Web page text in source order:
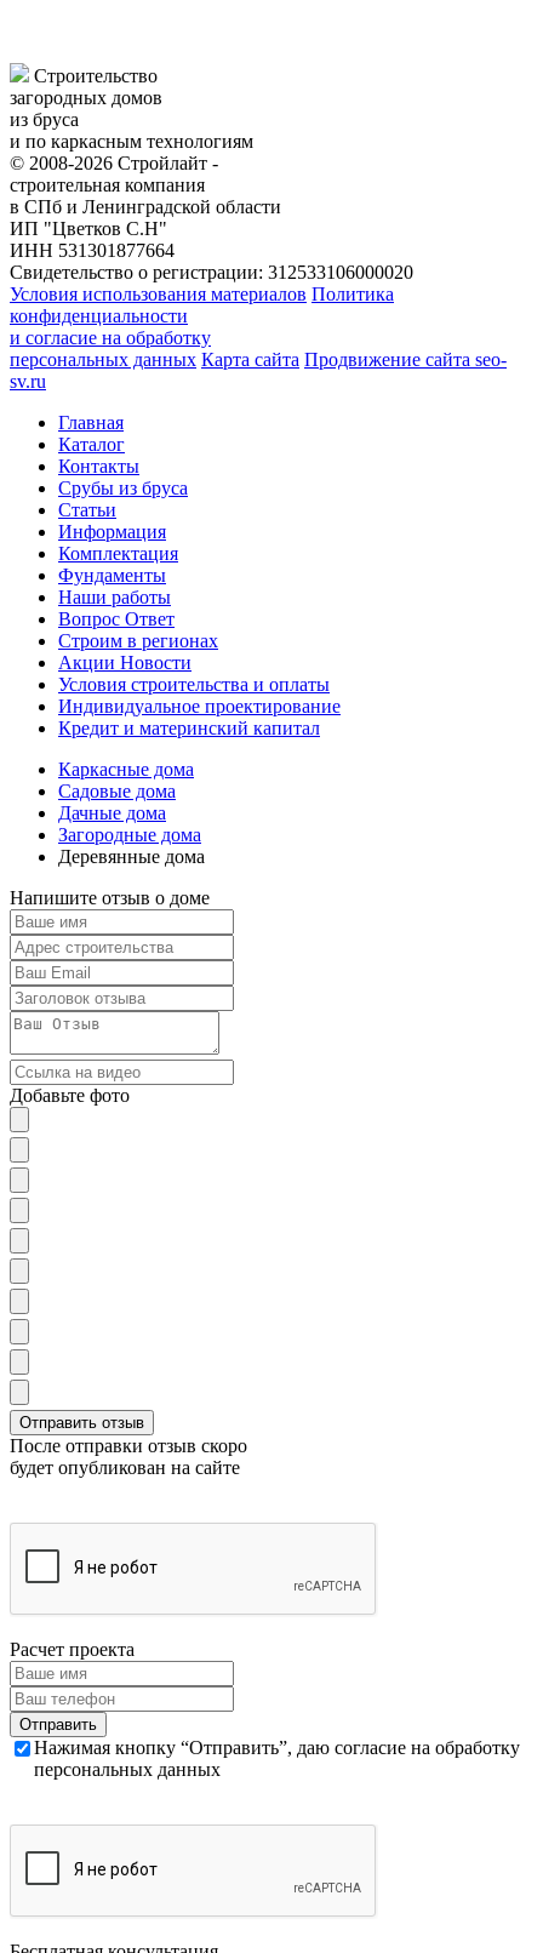
Строительство
загородных домов
из бруса
и по каркасным технологиям
© 2008-2026 Стройлайт -
строительная компания
в СПб и Ленинградской области
ИП "Цветков С.Н"
ИНН 531301877664
Свидетельство о регистрации: 312533106000020
Условия использования материалов Политика
конфиденциальности
и согласие на обработку
персональных данных Карта сайта Продвижение сайта seo-
sv.ru
Главная
Каталог
Контакты
Срубы из бруса
Статьи
Информация
Комплектация
Фундаменты
Наши работы
Вопрос Ответ
Строим в регионах
Акции Новости
Условия строительства и оплаты
Индивидуальное проектирование
Кредит и материнский капитал
Каркасные дома
Садовые дома
Дачные дома
Загородные дома
Деревянные дома
Напишите отзыв о доме
Добавьте фото
После отправки отзыв скоро
будет опубликован на сайте
Расчет проекта
Нажимая кнопку “Отправить”, даю согласие на обработку
персональных данных